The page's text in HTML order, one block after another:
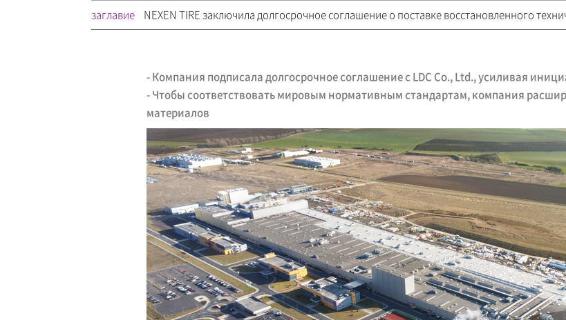
заглавие NEXEN TIRE заключила долгосрочное соглашение о поставке восстановленного
- Компания подписала долгосрочное соглашение с LDC Co., Ltd., усиливая
- Чтобы соответствовать мировым нормативным стандартам, компания
материалов